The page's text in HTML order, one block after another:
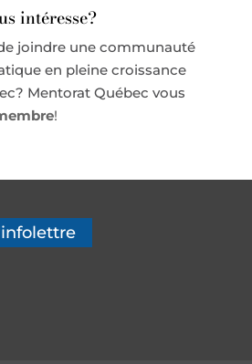
intéresse?
joindre une communauté
en pleine croissance
Mentorat Québec vous
!